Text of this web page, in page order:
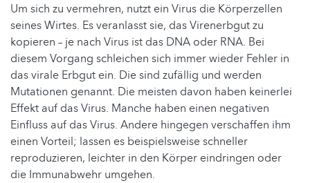
Um sich zu vermehren, nutzt ein Virus die Körperzellen
seines Wirtes. Es veranlasst sie, das Virenerbgut zu
kopieren – je nach Virus ist das DNA oder RNA. Bei
diesem Vorgang schleichen sich immer wieder Fehler in
das virale Erbgut ein. Die sind zufällig und werden
Mutationen genannt. Die meisten davon haben keinerlei
Effekt auf das Virus. Manche haben einen negativen
Einfluss auf das Virus. Andere hingegen verschaffen ihm
einen Vorteil; lassen es beispielsweise schneller
reproduzieren, leichter in den Körper eindringen oder
die Immunabwehr umgehen.